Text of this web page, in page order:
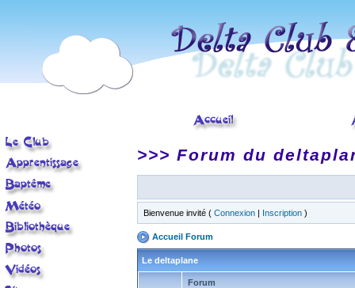
>>> Forum du
Bienvenue invité ( Connexion | Inscription )
Accueil Forum
Le deltaplane
Forum